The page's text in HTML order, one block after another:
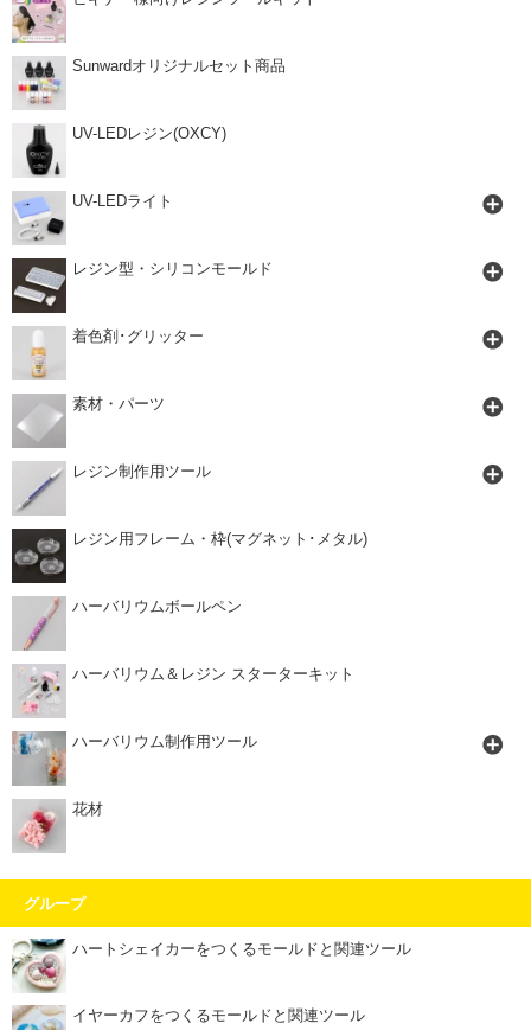
Sunwardオリジナルセット商品
UV-LEDレジン(OXCY)
UV-LEDライト
レジン型・シリコンモールド
着色剤･グリッター
素材・パーツ
レジン制作用ツール
レジン用フレーム・枠(マグネット･メタル)
ハーバリウムボールペン
ハーバリウム＆レジン スターターキット
ハーバリウム制作用ツール
花材
グループ
ハートシェイカーをつくるモールドと関連ツール
イヤーカフをつくるモールドと関連ツール